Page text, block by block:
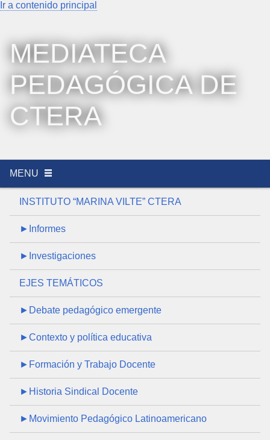
Ir a contenido principal
MEDIATECA
PEDAGÓGICA DE
CTERA
MENU
INSTITUTO “MARINA VILTE” CTERA
►Informes
►Investigaciones
EJES TEMÁTICOS
►Debate pedagógico emergente
►Contexto y política educativa
►Formación y Trabajo Docente
►Historia Sindical Docente
►Movimiento Pedagógico Latinoamericano